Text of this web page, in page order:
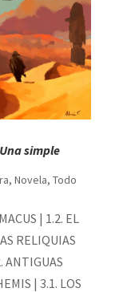
simple
, Novela, Todo
| 1.2. EL
RELIQUIAS
ANTIGUAS
| 3.1. LOS